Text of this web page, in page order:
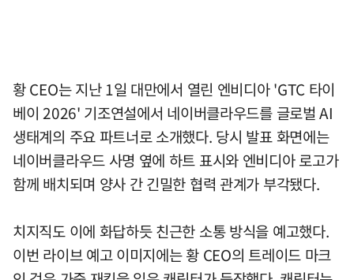
황 CEO는 지난 1일 대만에서 열린 엔비디아 'GTC 타이
베이 2026' 기조연설에서 네이버클라우드를 글로벌 AI
생태계의 주요 파트너로 소개했다. 당시 발표 화면에는
네이버클라우드 사명 옆에 하트 표시와 엔비디아 로고가
함께 배치되며 양사 간 긴밀한 협력 관계가 부각됐다.
치지직도 이에 화답하듯 친근한 소통 방식을 예고했다.
이번 라이브 예고 이미지에는 황 CEO의 트레이드 마크